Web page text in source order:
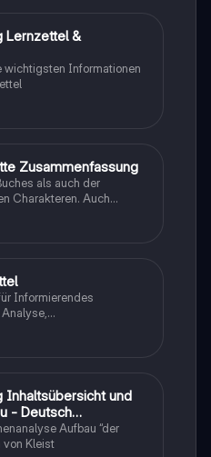
Lernzettel &
wichtigsten Informationen
Zusammenfassung
als auch der
Charakteren. Auch
KI erstellt
Informierendes
Inhaltsübersicht und
- Deutsch
Aufbau “der
von Kleist